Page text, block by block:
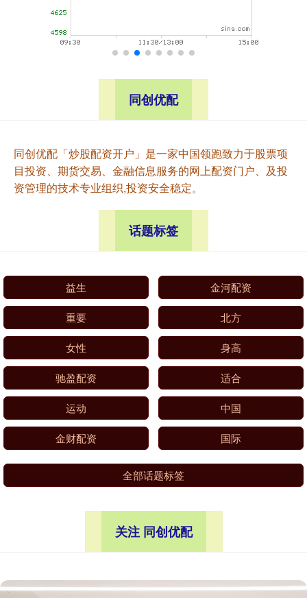
同创优配
同创优配「炒股配资开户」是一家中国领跑致力于股票项
目投资、期货交易、金融信息服务的网上配资门户、及投
资管理的技术专业组织,投资安全稳定。
话题标签
益生 金河配资
重要 北方
女性 身高
驰盈配资 适合
运动 中国
金财配资 国际
全部话题标签
关注 同创优配